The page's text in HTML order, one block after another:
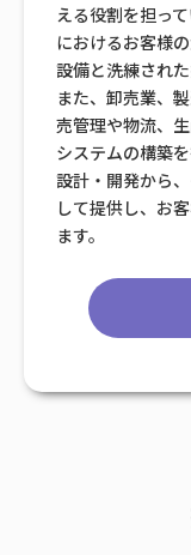
える役割を担っ
におけるお客様
設備と洗練され
また、卸売業、
売管理や物流、
システムの構築
設計・開発から
して提供し、お
ます。